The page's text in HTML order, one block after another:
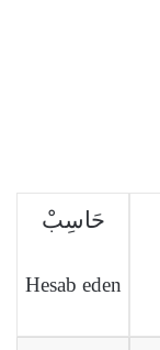
حَاسِبْ
Hesab eden